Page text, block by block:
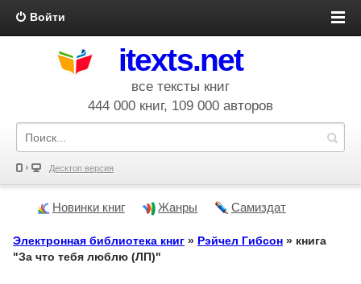
Войти
itexts.net
все тексты книг
444 000 книг, 109 000 авторов
Десктоп версия
Новинки книг Жанры Самиздат
Электронная библиотека книг » Рэйчел Гибсон » книга
"За что тебя люблю (ЛП)"